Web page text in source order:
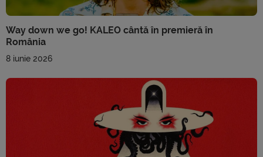
Way down we go! KALEO cântă în premieră în
România
8 iunie 2026